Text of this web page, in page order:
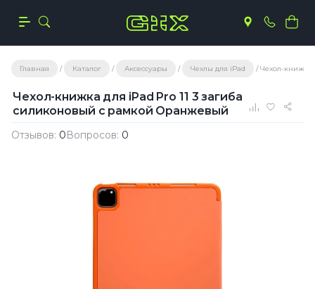
Главная Каталог Аксессуары Чехлы для iPad Чехол-книжка
Чехол-книжка для iPad Pro 11 3 загиба
силиконовый с рамкой Оранжевый
Отзывов: 0Вопросов: 0